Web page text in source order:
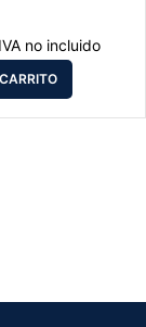
IVA no incluido